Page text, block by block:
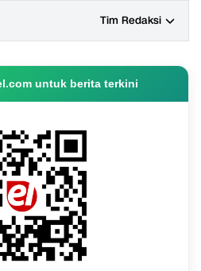
Tim Redaksi
untuk berita terkini